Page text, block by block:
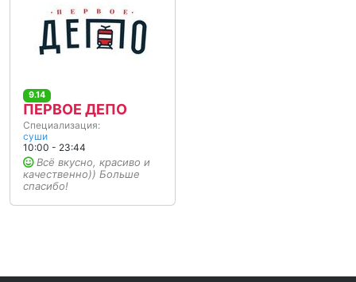
9.14
ПЕРВОЕ ДЕПО
Специализация:
суши
10:00 - 23:44
Всё вкусно, красиво и
качественно)) Больше
спасибо!